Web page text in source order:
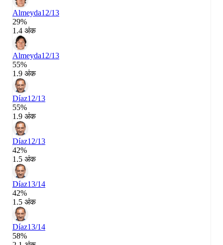
Almeyda12/13
29%
1.4 अंक
Almeyda12/13
55%
1.9 अंक
Díaz12/13
55%
1.9 अंक
Díaz12/13
42%
1.5 अंक
Díaz13/14
42%
1.5 अंक
Díaz13/14
58%